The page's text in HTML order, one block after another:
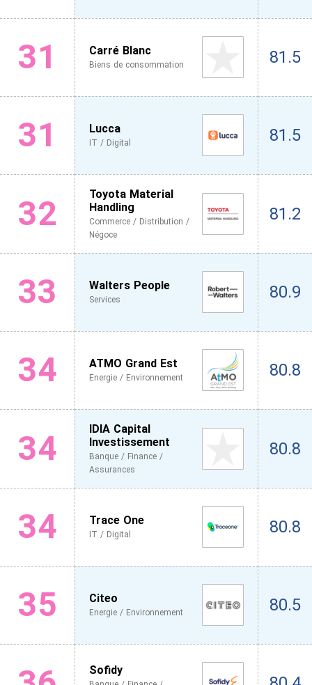
31 Carré Blanc
Biens de consommation 81.5
31 Lucca
IT / Digital 81.5
32
Toyota Material
Handling
Commerce / Distribution /
Négoce
81.2
33 Walters People
Services 80.9
34 ATMO Grand Est
Energie / Environnement 80.8
34
IDIA Capital
Investissement
Banque / Finance /
Assurances
80.8
34 Trace One
IT / Digital 80.8
35 Citeo
Energie / Environnement 80.5
Sofidy